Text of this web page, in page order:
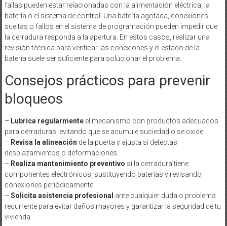
fallas pueden estar relacionadas con la alimentación eléctrica, la
batería o el sistema de control. Una batería agotada, conexiones
sueltas o fallos en el sistema de programación pueden impedir que
la cerradura responda a la apertura. En estos casos, realizar una
revisión técnica para verificar las conexiones y el estado de la
batería suele ser suficiente para solucionar el problema.
Consejos prácticos para prevenir
bloqueos
– Lubrica regularmenteel mecanismo con productos adecuados
para cerraduras, evitando que se acumule suciedad o se oxide.
– Revisa la alineación de la puerta y ajusta si detectas
desplazamientos o deformaciones.
– Realiza mantenimiento preventivo si la cerradura tiene
componentes electrónicos, sustituyendo baterías y revisando
conexiones periódicamente.
– Solicita asistencia profesional ante cualquier duda o problema
recurrente para evitar daños mayores y garantizar la seguridad de tu
vivienda.